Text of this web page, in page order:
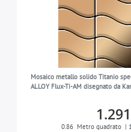
Mosaico metallo solido Titanio
ALLOY Flux-Ti-AM disegnato da
0.86 Metro quadrato |